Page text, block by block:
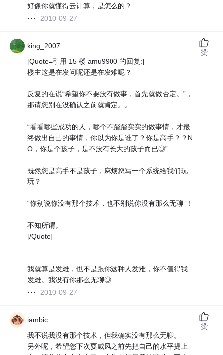
好像你就懂得云计算，是怎么的？
2010-09-27
king_2007
[Quote=引用 15 楼 amu9900 的回复:]
楼主这是在发问呢还是在发难呢？
反复的在说“希望你不要没有做事，首先就做否定。”，
那请您别在没确认之前就肯定。。
“看看哪些成功的人，哪个不踏踏实实的做事情，才最
终做出自己的事情，你以为你是谁了？你是高手？？N
O，你是个孩子，是不没有长大的孩子而已◎”
既然您是高手不是孩子，麻烦您写一个系统给我们玩
玩？
“你别说你没有那个技术，也不别说你没有那么无聊”！
不知所谓。
[/Quote]
我就算是发难，也不是跟你这种人发难，你不值得我
发难。我没有你那么无聊◎
2010-09-27
赞
iambic
我不说我没有那个技术，但我确实没有那么无聊。
另外呢，希望您下次耍威风之前先把自己的水平提上
赞